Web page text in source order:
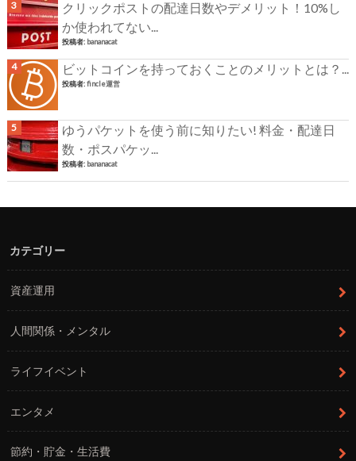
クリックポストの配達日数やデメリット！10%し
か使われてない...
投稿者: bananacat
ビットコインを持っておくことのメリットとは？...
投稿者:fincle運営
ゆうパケットを使う前に知りたい! 料金・配達日
数・ポスパケッ...
投稿者: bananacat
カテゴリー
資産運用
人間関係・メンタル
ライフイベント
エンタメ
節約・貯金・生活費